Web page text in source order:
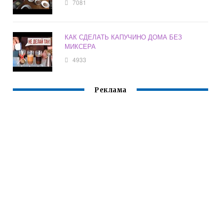
7081
КАК СДЕЛАТЬ КАПУЧИНО ДОМА БЕЗ
МИКСЕРА
4933
Реклама